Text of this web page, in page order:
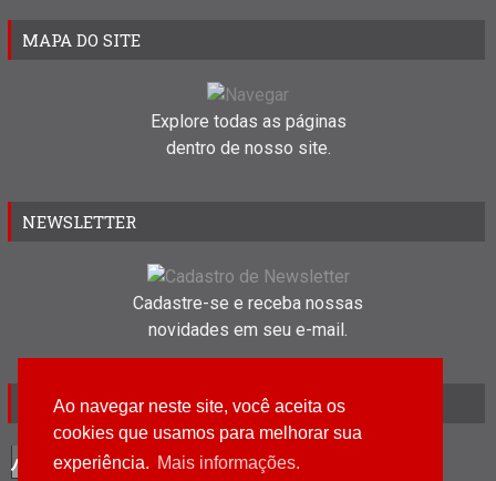
Ao navegar neste site, você aceita os
cookies que usamos para melhorar sua
experiência. Mais informações.
MAPA DO SITE
Explore todas as páginas
dentro de nosso site.
NEWSLETTER
Cadastre-se e receba nossas
novidades em seu e-mail.
VISITANTES
6 3 3 1 6 7